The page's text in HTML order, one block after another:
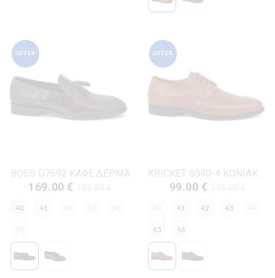
OFFER
BOSS D7692 ΚΑΦΕ ΔΕΡΜΑ
169.00 €
40 41
OFFER
99.00 €
41 42 43
45 46